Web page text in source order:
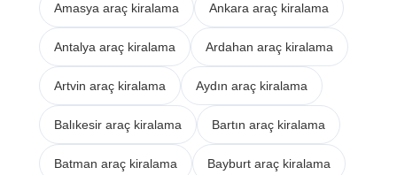
Amasya araç kiralama Ankara araç kiralama
Antalya araç kiralama Ardahan araç kiralama
Artvin araç kiralama Aydın araç kiralama
Balıkesir araç kiralama Bartın araç kiralama
Batman araç kiralama Bayburt araç kiralama